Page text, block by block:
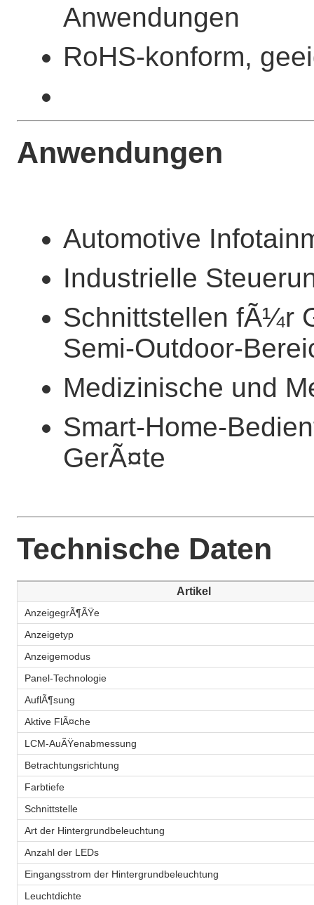
Anwendungen
RoHS-konform,
Anwendungen
Automotive
Industrielle
Schnittstellen fÃ¼r
Semi-Outdoor-
Medizinische und
Smart-Home-
GerÃ¤te
Technische Daten
Artikel
AnzeigegrÃ¶ÃŸe
Anzeigetyp
Anzeigemodus
Panel-Technologie
AuflÃ¶sung
Aktive FlÃ¤che
LCM-AuÃŸenabmessung
Betrachtungsrichtung
Farbtiefe
Schnittstelle
Art der Hintergrundbeleuchtung
Anzahl der LEDs
Eingangsstrom der Hintergrundbeleuchtung
Leuchtdichte